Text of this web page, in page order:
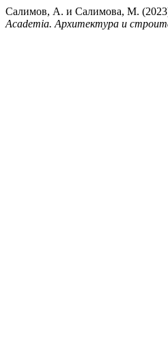
Салимов, А. и Салимова, М. (2023)
Academia. Архитектура и